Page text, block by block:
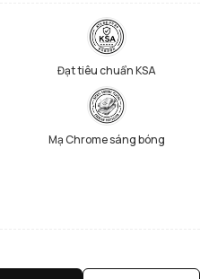
Đạt tiêu chuẩn KSA
Mạ Chrome sáng bóng